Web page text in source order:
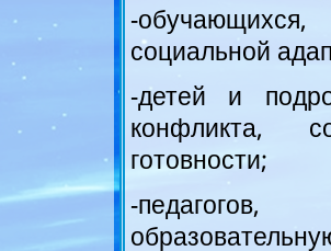
-
социальной
-детей и
конфликта,
готовности;
-